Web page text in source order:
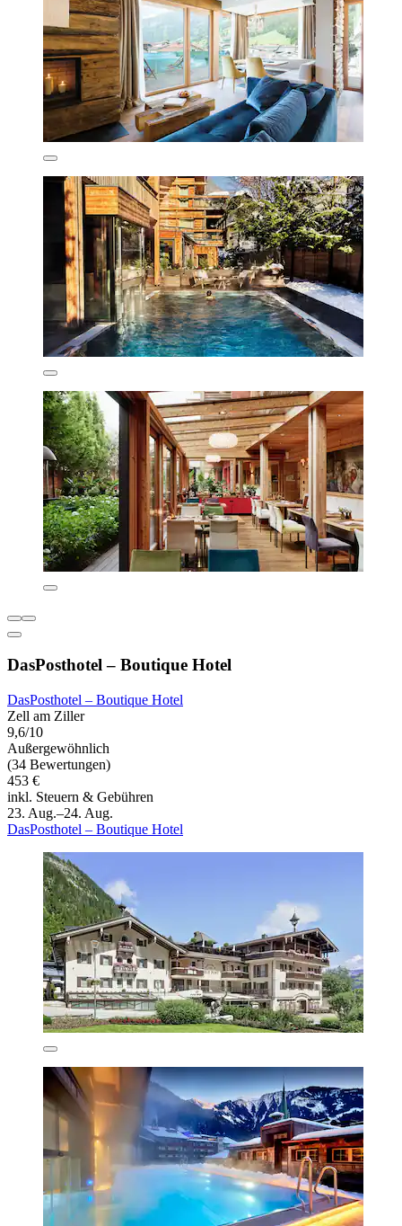
DasPosthotel – Boutique Hotel
DasPosthotel – Boutique Hotel
Zell am Ziller
9,6/10
Außergewöhnlich
(34 Bewertungen)
453 €
inkl. Steuern & Gebühren
23. Aug.–24. Aug.
DasPosthotel – Boutique Hotel